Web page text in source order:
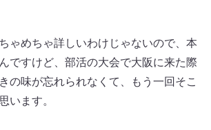
ゃめちゃ詳しいわけじゃないので、本
ですけど、部活の大会で大阪に来た際
の味が忘れられなくて、もう一回そこ
います。